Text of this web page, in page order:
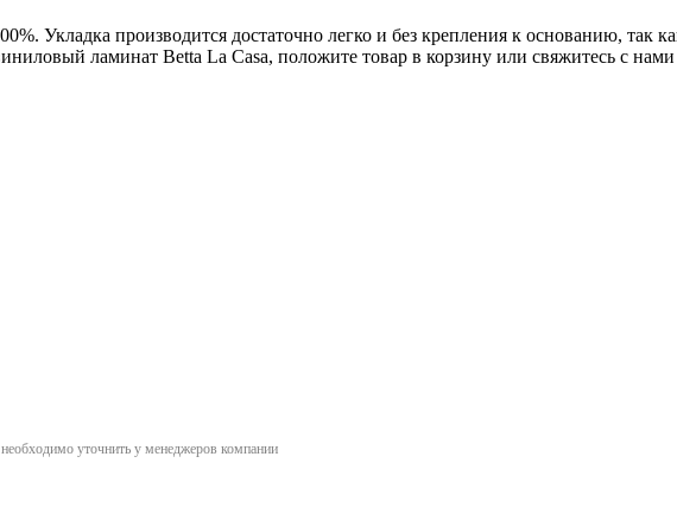
Укладка производится достаточно легко и без крепления к основанию, так
ламинат Betta La Casa, положите товар в корзину или свяжитесь с
уточнить у менеджеров компании